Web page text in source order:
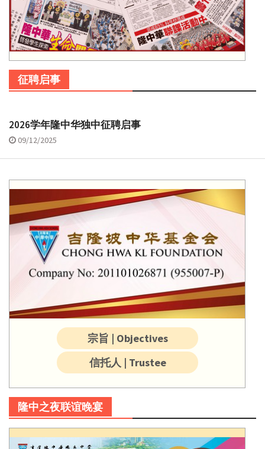
征聘启事
2026学年隆中华独中征聘启事
09/12/2025
宗旨 | Objectives
信托人 | Trustee
隆中之夜联谊晚宴